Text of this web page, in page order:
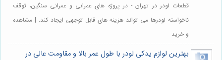
قطعات لودر در تهران - در پروژه های عمرانی و عمرانی سنگین، توقف
ناخواسته لودرها می تواند هزینه های قابل توجهی ایجاد کند. | مشاهده
و خرید
بهترین لوازم یدکی لودر با طول عمر بالا و مقاومت عالی در